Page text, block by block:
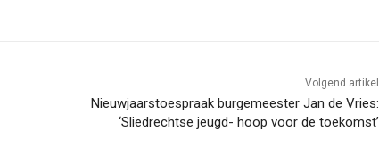
Volgend artikel
Nieuwjaarstoespraak burgemeester Jan de Vries:
‘Sliedrechtse jeugd- hoop voor de toekomst’